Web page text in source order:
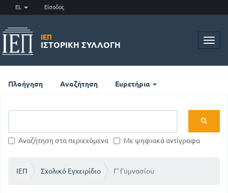
EL Είσοδος
ΙΕΠ
ΙΣΤΟΡΙΚΉ ΣΥΛΛΟΓΉ
Πλοήγηση Αναζήτηση Ευρετήρια
Αναζήτηση στα περιεχόμενα Με ψηφιακά αντίγραφα
ΙΕΠ Σχολικό Εγχειρίδιο Γ' Γυμνασίου